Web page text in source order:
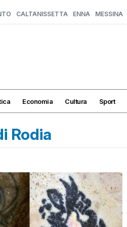
CALTANISSETTA ENNA MESSINA
Economia Cultura Sport
Rodia